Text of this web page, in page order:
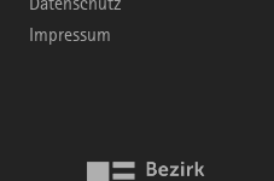
Impressum